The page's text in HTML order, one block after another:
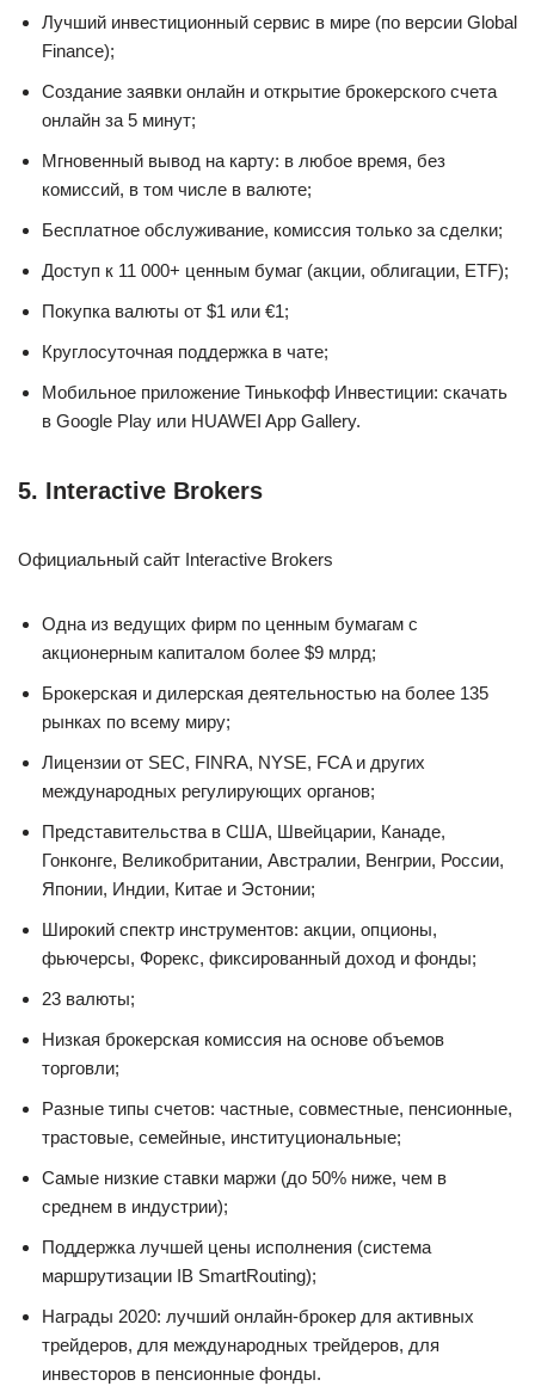
Лучший инвестиционный сервис в мире (по версии Global
Finance);
Создание заявки онлайн и открытие брокерского счета
онлайн за 5 минут;
Мгновенный вывод на карту: в любое время, без
комиссий, в том числе в валюте;
Бесплатное обслуживание, комиссия только за сделки;
Доступ к 11 000+ ценным бумаг (акции, облигации, ETF);
Покупка валюты от $1 или €1;
Круглосуточная поддержка в чате;
Мобильное приложение Тинькофф Инвестиции: скачать
в Google Play или HUAWEI App Gallery.
5. Interactive Brokers
Официальный сайт Interactive Brokers
Одна из ведущих фирм по ценным бумагам с
акционерным капиталом более $9 млрд;
Брокерская и дилерская деятельностью на более 135
рынках по всему миру;
Лицензии от SEC, FINRA, NYSE, FCA и других
международных регулирующих органов;
Представительства в США, Швейцарии, Канаде,
Гонконге, Великобритании, Австралии, Венгрии, России,
Японии, Индии, Китае и Эстонии;
Широкий спектр инструментов: акции, опционы,
фьючерсы, Форекс, фиксированный доход и фонды;
23 валюты;
Низкая брокерская комиссия на основе объемов
торговли;
Разные типы счетов: частные, совместные, пенсионные,
трастовые, семейные, институциональные;
Самые низкие ставки маржи (до 50% ниже, чем в
среднем в индустрии);
Поддержка лучшей цены исполнения (система
маршрутизации IB SmartRouting);
Награды 2020: лучший онлайн-брокер для активных
трейдеров, для международных трейдеров, для
инвесторов в пенсионные фонды.